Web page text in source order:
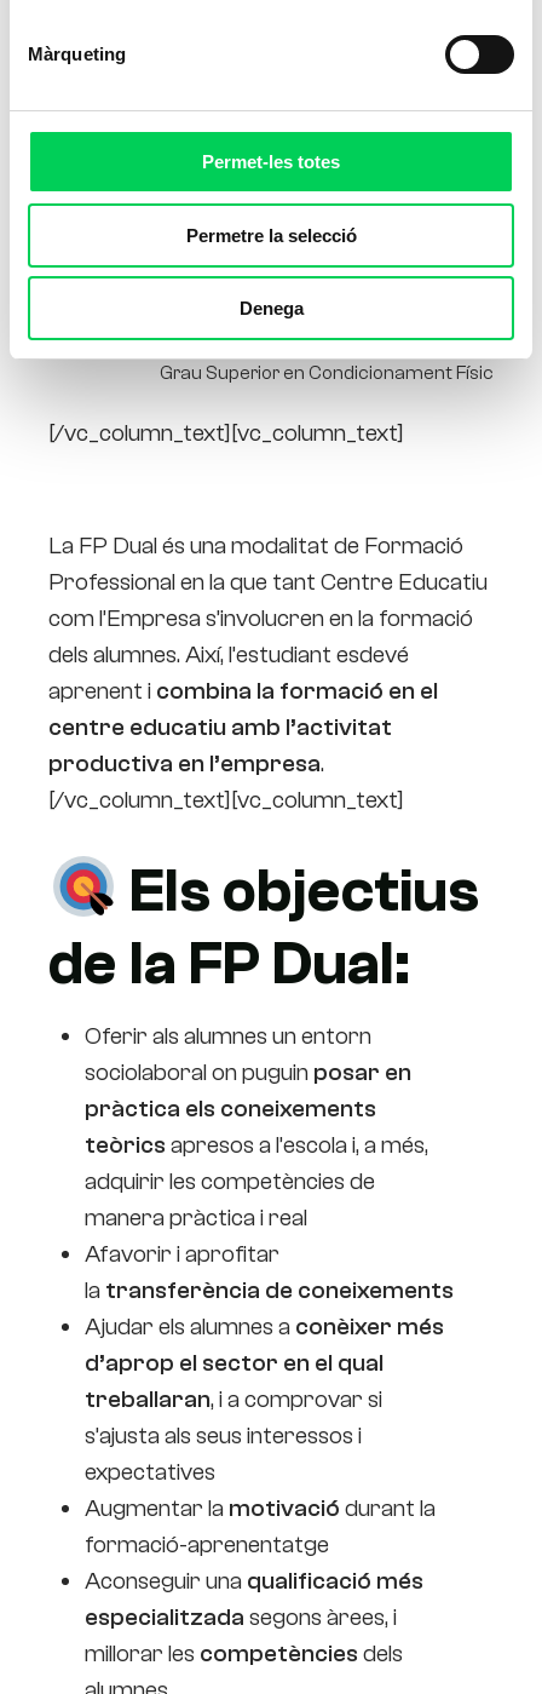
Màrqueting
Permet-les totes
Permetre la selecció
Denega
[vc_column][/vc_column]
Pablo Martos |Director Escola Vitae Les Corts i del
Grau Superior en Condicionament Físic
[/vc_column_text][vc_column_text]
La FP Dual és una modalitat de Formació
Professional en la que tant Centre Educatiu
com l’Empresa s’involucren en la formació
dels alumnes. Així, l’estudiant esdevé
aprenent i combina la formació en el
centre educatiu amb l’activitat
productiva en l’empresa.
[/vc_column_text][vc_column_text]
Els objectius
de la FP Dual:
Oferir als alumnes un entorn
sociolaboral on puguin posar en
pràctica els coneixements
teòrics apresos a l’escola i, a més,
adquirir les competències de
manera pràctica i real
Afavorir i aprofitar
la transferència de coneixements
Ajudar els alumnes a conèixer més
d’aprop el sector en el qual
treballaran, i a comprovar si
s’ajusta als seus interessos i
expectatives
Augmentar la motivació durant la
formació-aprenentatge
Aconseguir una qualificació més
especialitzada segons àrees, i
millorar les competències dels